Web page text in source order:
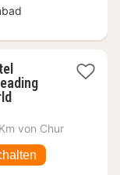
1
ab
€
von Chur